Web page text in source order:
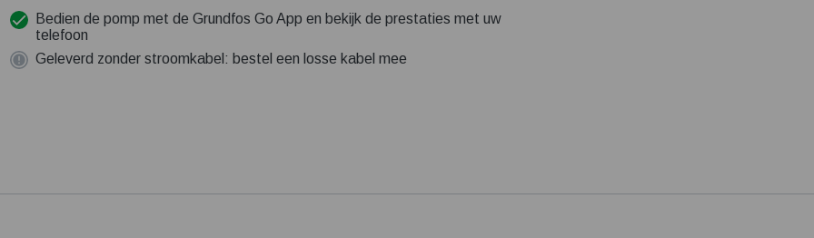
Bedien de pomp met de Grundfos Go App en bekijk de prestaties met uw
telefoon
Geleverd zonder stroomkabel: bestel een losse kabel mee